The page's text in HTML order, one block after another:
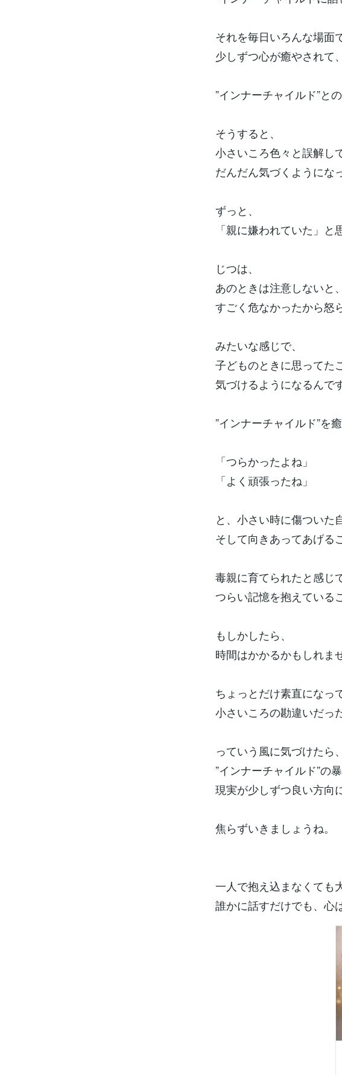
それを毎日いろんな場面
少しずつ心が癒やされて、
”インナーチャイルド”と
そうすると、
小さいころ色々と誤解し
だんだん気づくようにな
ずっと、
「親に嫌われていた」と
じつは、
あのときは注意しないと、
すごく危なかったから怒
みたいな感じで、
子どものときに思ってた
気づけるようになるんで
”インナーチャイルド”を
「つらかったよね」
「よく頑張ったね」
と、小さい時に傷ついた
そして向きあってあげる
毒親に育てられたと感じ
つらい記憶を抱えている
もしかしたら、
時間はかかるかもしれま
ちょっとだけ素直になっ
小さいころの勘違いだっ
っていう風に気づけたら、
”インナーチャイルド”の
現実が少しずつ良い方向
焦らずいきましょうね。
一人で抱え込まなくても
誰かに話すだけでも、心